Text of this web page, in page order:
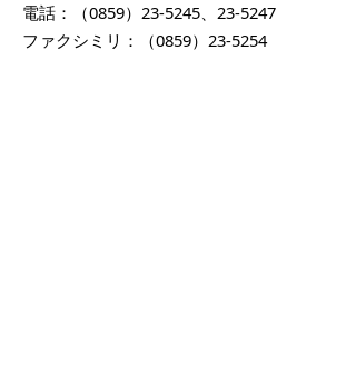
電話：（0859）23-5245、23-5247
ファクシミリ：（0859）23-5254